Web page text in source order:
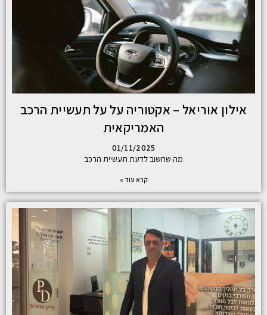
אילון אוריאל – אקטוריה על על תעשיית הרכב
האמריקאית
01/11/2025
מה שחשוב לדעת תעשיית הרכב
קרא עוד »